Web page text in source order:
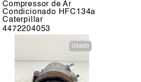
Compressor de Ar
Condicionado HFC134a
Caterpillar
4472204053
Usado